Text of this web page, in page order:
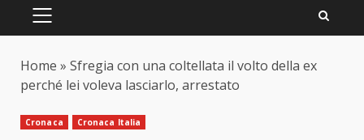
PRIMARY
Home » Sfregia con una coltellata il volto della ex
perché lei voleva lasciarlo, arrestato
Cronaca Cronaca Italia